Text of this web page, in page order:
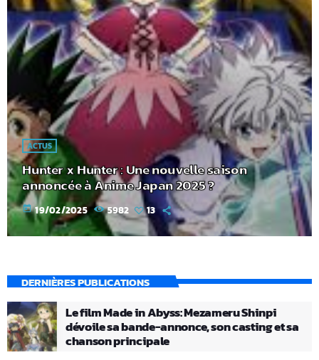
ACTUS
Hunter x Hunter : Une nouvelle saison
annoncée à Anime Japan 2025 ?
today 19/02/2025 5982 13
DERNIÈRES PUBLICATIONS
Le film Made in Abyss: Mezameru Shinpi
dévoile sa bande-annonce, son casting et sa
chanson principale